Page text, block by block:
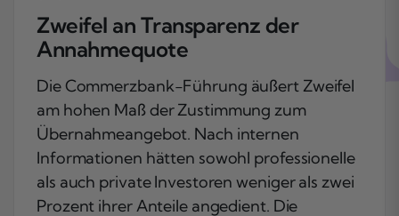
Zweifel an Transparenz der
Annahmequote
Die Commerzbank-Führung äußert Zweifel
am hohen Maß der Zustimmung zum
Übernahmeangebot. Nach internen
Informationen hätten sowohl professionelle
als auch private Investoren weniger als zwei
Prozent ihrer Anteile angedient. Die